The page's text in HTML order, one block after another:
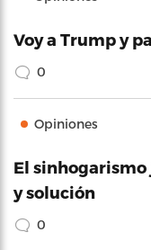
Voy a Trump y
0
Opiniones
El
y solución
0